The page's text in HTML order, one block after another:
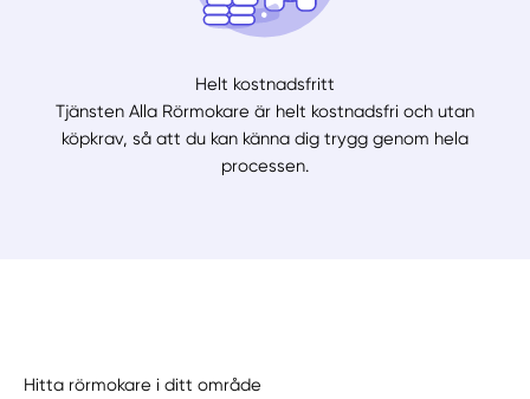
Helt kostnadsfritt
Tjänsten Alla Rörmokare är helt kostnadsfri och utan
köpkrav, så att du kan känna dig trygg genom hela
processen.
Hitta rörmokare i ditt område